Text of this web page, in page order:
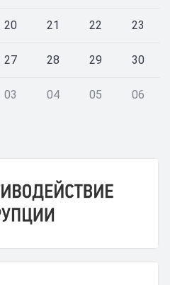
20 21 22 23
27 28 29 30
03 04 05 06